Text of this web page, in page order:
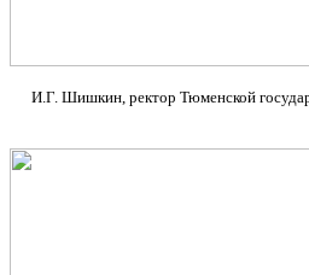
И.Г. Шишкин, ректор Тюменской